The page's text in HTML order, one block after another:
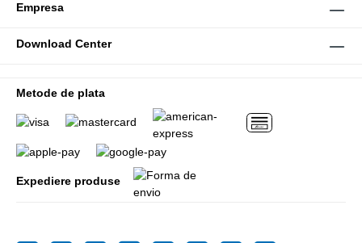
Empresa
Download Center
Metode de plata
Expediere produse